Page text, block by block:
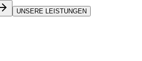
UNSERE LEISTUNGEN